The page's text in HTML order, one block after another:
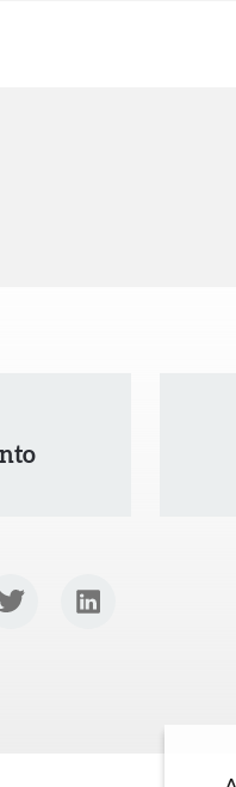
Twitter Linkedin